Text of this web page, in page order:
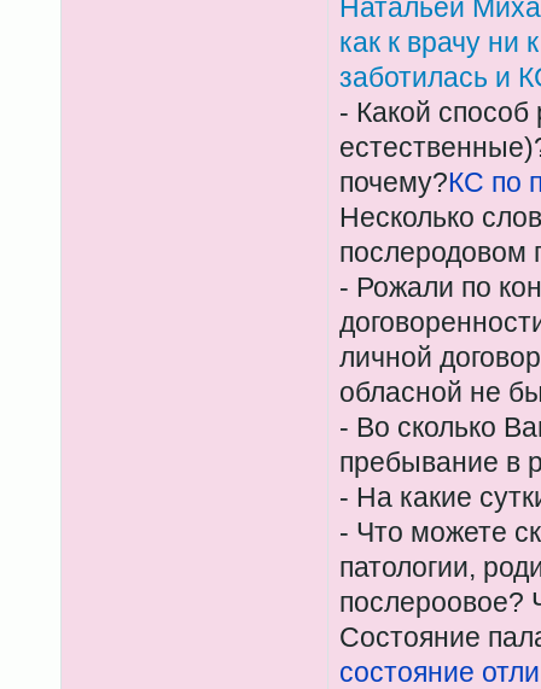
Натальей
как к врачу ни
заботилась и
- Какой
почему?КС по
Несколько
послеродовом
- Рожали по
личной
обласной не
- Во сколько
пребывание в
- На какие
- Что можете
патологии,
послероовое?
Состояние
состояние